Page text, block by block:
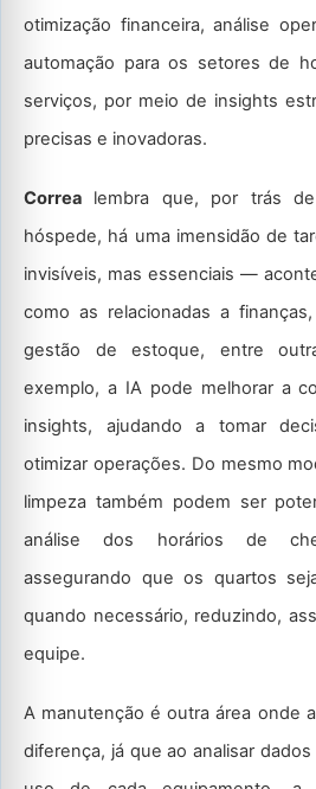
otimização financeira, análise
automação para os setores de
serviços, por meio de insights
precisas e inovadoras.
Correa lembra que, por trás
hóspede, há uma imensidão de
invisíveis, mas essenciais —
como as relacionadas a
gestão de estoque, entre
exemplo, a IA pode melhorar a
insights, ajudando a tomar
otimizar operações. Do mesmo
limpeza também podem ser
análise dos horários de
assegurando que os quartos
quando necessário, reduzindo,
equipe.
A manutenção é outra área onde
diferença, já que ao analisar